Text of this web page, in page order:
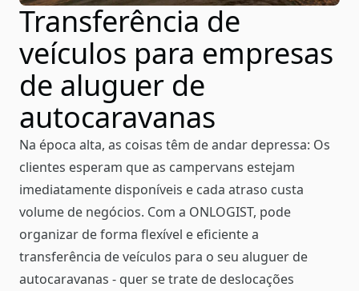
Transferência de
veículos para empresas
de aluguer de
autocaravanas
Na época alta, as coisas têm de andar depressa: Os
clientes esperam que as campervans estejam
imediatamente disponíveis e cada atraso custa
volume de negócios. Com a ONLOGIST, pode
organizar de forma flexível e eficiente a
transferência de veículos para o seu aluguer de
autocaravanas - quer se trate de deslocações